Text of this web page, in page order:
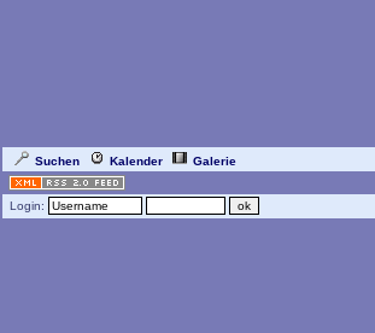
Suchen Kalender Galerie
Login: